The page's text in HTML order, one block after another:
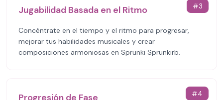
#3
Jugabilidad Basada en el Ritmo
Concéntrate en el tiempo y el ritmo para progresar,
mejorar tus habilidades musicales y crear
composiciones armoniosas en Sprunki Sprunkirb.
#4
Progresión de Fase